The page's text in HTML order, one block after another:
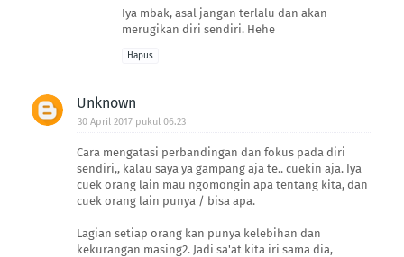
Iya mbak, asal jangan terlalu dan akan
merugikan diri sendiri. Hehe
Hapus
Unknown
30 April 2017 pukul 06.23
Cara mengatasi perbandingan dan fokus pada diri
sendiri,, kalau saya ya gampang aja te.. cuekin aja. Iya
cuek orang lain mau ngomongin apa tentang kita, dan
cuek orang lain punya / bisa apa.
Lagian setiap orang kan punya kelebihan dan
kekurangan masing2. Jadi sa'at kita iri sama dia,